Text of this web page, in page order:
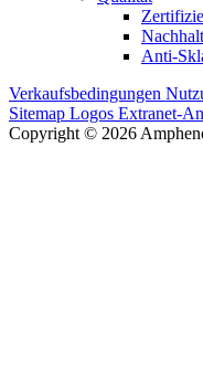
Anti-
Verkaufsbedingungen
Sitemap Logos Extranet-
Copyright © 2026